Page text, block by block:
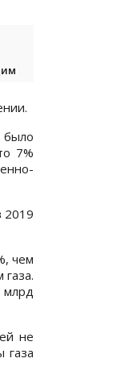
7%
2019
чем
не
газа